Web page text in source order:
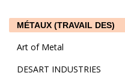
MÉTAUX (TRAVAIL DES)
Art of Metal
DESART INDUSTRIES